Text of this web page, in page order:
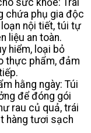
sức khỏe: Trái
chứa phụ gia độc
nội tiết, túi tự
liệu an toàn.
hiểm, loại bỏ
thực phẩm, đảm
hằng ngày: Túi
để đóng gói
rau củ quả, trái
hàng tươi sạch